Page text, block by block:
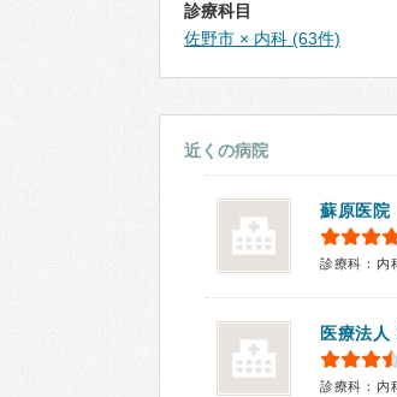
診療科目
佐野市 × 内科 (63件)
近くの病院
蘇原医院
診療科：内
医療法